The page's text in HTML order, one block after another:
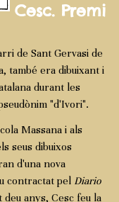
Cesc. Premi
de Sant Gervasi de
també era dibuixant i
durant les
"d'Ivori".
Massana i als
seus dibuixos
d'una nova
contractat pel Diario
anys, Cesc feu la